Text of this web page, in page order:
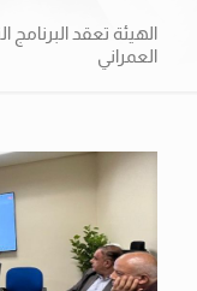
الهيئة تعقد
العمراني